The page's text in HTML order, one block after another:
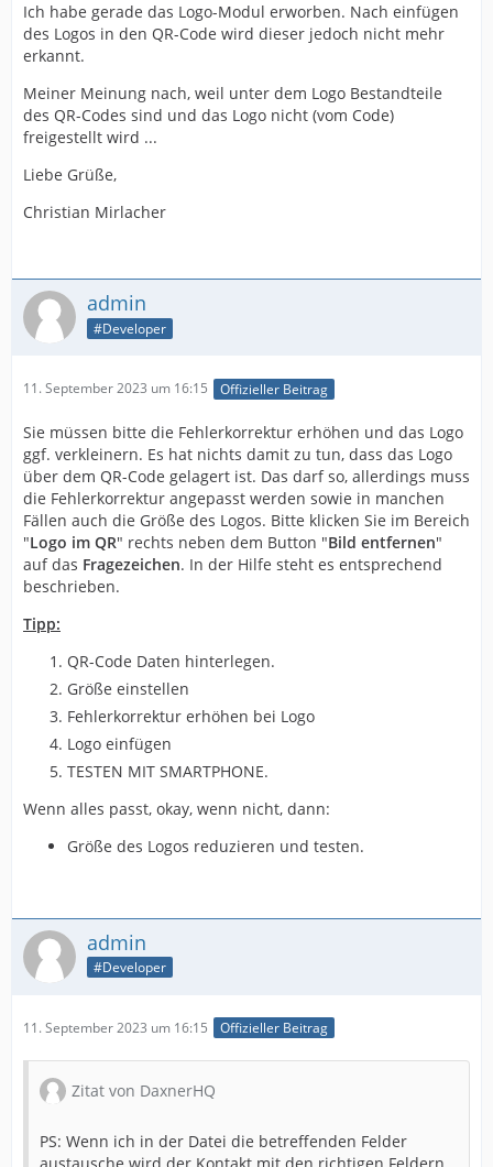
Ich habe gerade das Logo-Modul erworben. Nach einfügen
des Logos in den QR-Code wird dieser jedoch nicht mehr
erkannt.
Meiner Meinung nach, weil unter dem Logo Bestandteile
des QR-Codes sind und das Logo nicht (vom Code)
freigestellt wird ...
Liebe Grüße,
Christian Mirlacher
admin
#Developer
11. September 2023 um 16:15 Offizieller Beitrag
Sie müssen bitte die Fehlerkorrektur erhöhen und das Logo
ggf. verkleinern. Es hat nichts damit zu tun, dass das Logo
über dem QR-Code gelagert ist. Das darf so, allerdings muss
die Fehlerkorrektur angepasst werden sowie in manchen
Fällen auch die Größe des Logos. Bitte klicken Sie im Bereich
"Logo im QR" rechts neben dem Button "Bild entfernen"
auf das Fragezeichen. In der Hilfe steht es entsprechend
beschrieben.
Tipp:
QR-Code Daten hinterlegen.
Größe einstellen
Fehlerkorrektur erhöhen bei Logo
Logo einfügen
TESTEN MIT SMARTPHONE.
Wenn alles passt, okay, wenn nicht, dann:
Größe des Logos reduzieren und testen.
admin
#Developer
11. September 2023 um 16:15 Offizieller Beitrag
Zitat von DaxnerHQ
PS: Wenn ich in der Datei die betreffenden Felder